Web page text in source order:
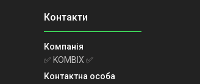
✅ KOMBIX ✅